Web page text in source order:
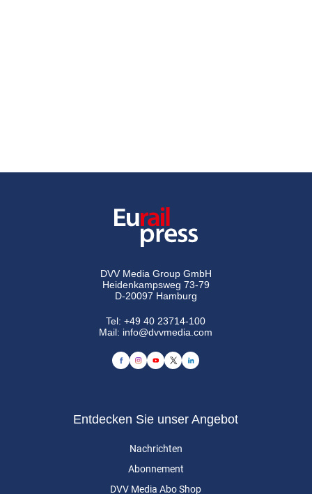
DVV Media Group GmbH
Heidenkampsweg 73-79
D-20097 Hamburg
Tel:+49 40 23714-100
Mail: info@dvvmedia.com
Entdecken Sie unser Angebot
Nachrichten
Abonnement
DVV Media Abo Shop